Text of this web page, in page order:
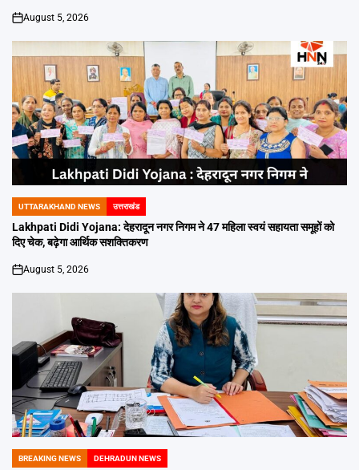
on
August 5, 2026
POSTED
IN
UTTARAKHAND NEWS उत्तराखंड
Lakhpati Didi Yojana: देहरादून नगर निगम ने 47 महिला स्वयं सहायता समूहों को
दिए चेक, बढ़ेगा आर्थिक सशक्तिकरण
on
August 5, 2026
POSTED
BREAKING NEWS DEHRADUN NEWS